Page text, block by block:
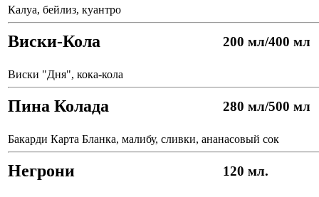
Калуа, бейлиз, куантро
Виски-Кола 200 мл/400 мл
Виски "Дня", кока-кола
Пина Колада 280 мл/500 мл
Бакарди Карта Бланка, малибу, сливки, ананасовый сок
Негрони 120 мл.